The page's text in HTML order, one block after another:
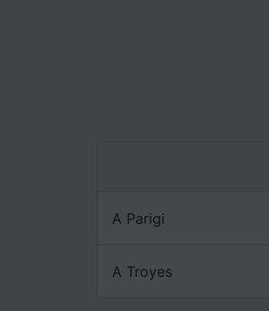
A Parigi
A Troyes